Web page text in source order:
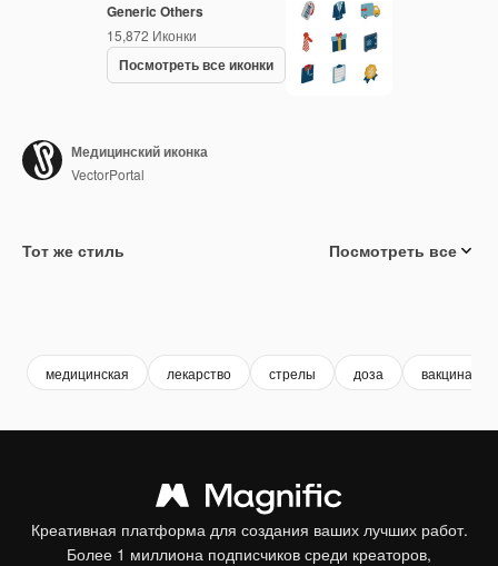
Generic Others
15,872 Иконки
Посмотреть все иконки
Медицинский иконка
VectorPortal
Тот же стиль Посмотреть все
медицинская лекарство стрелы доза вакцинация
Креативная платформа для создания ваших лучших работ.
Более 1 миллиона подписчиков среди креаторов,